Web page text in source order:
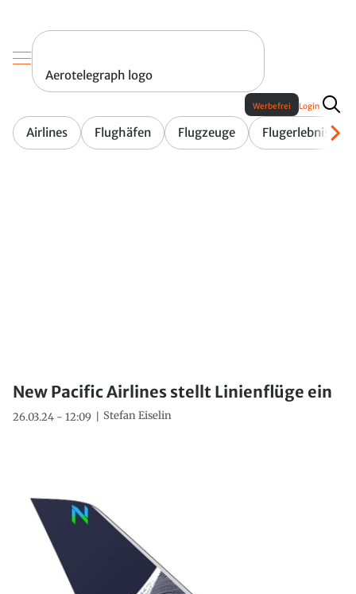
Aerotelegraph logo
Airlines Flughäfen Flugzeuge Flugerlebnis
Werbefrei Login
New Pacific Airlines stellt Linienflüge ein
26.03.24 - 12:09 Stefan Eiselin